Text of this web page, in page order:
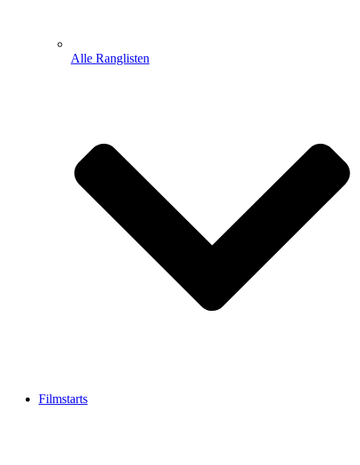
Alle Ranglisten
Filmstarts